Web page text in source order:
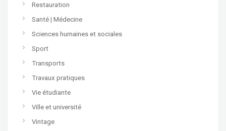
Restauration
Santé | Médecine
Sciences humaines et sociales
Sport
Transports
Travaux pratiques
Vie étudiante
Ville et université
Vintage